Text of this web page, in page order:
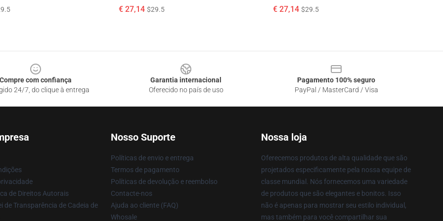
€ 27,14 $29.5 € 27,14 $29.5
Compre com confiança
24/7, do clique à entrega
Garantia internacional
Oferecido no país de uso
Pagamento 100% seguro
PayPal / MasterCard / Visa
de Direitos Autorais
de Transparência de Cadeia de
Nosso Suporte
Políticas de envio e entrega
Termos de pagamento
Políticas de devolução e reembolso
Contacte-nos
Ajuda ao cliente (FAQ)
Whosale
Nossa loja
Oferecemos produtos de alta qualidade que são
projetados especificamente pela nossa equipe de
classe mundial. Nós fornecemos uma variedade
de produtos que são elegantes e bonitos. Isso
não é apenas para mostrar seu estilo individual,
mas também para você compartilhar sua